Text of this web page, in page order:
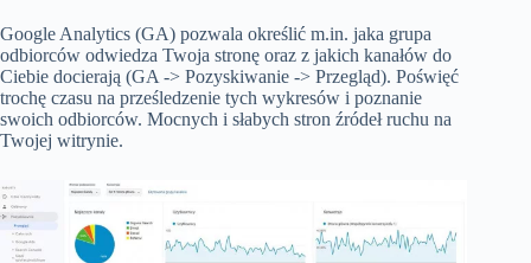
Google Analytics (GA) pozwala określić m.in. jaka grupa
odbiorców odwiedza Twoja stronę oraz z jakich kanałów do
Ciebie docierają (GA -> Pozyskiwanie -> Przegląd). Poświęć
trochę czasu na prześledzenie tych wykresów i poznanie
swoich odbiorców. Mocnych i słabych stron źródeł ruchu na
Twojej witrynie.